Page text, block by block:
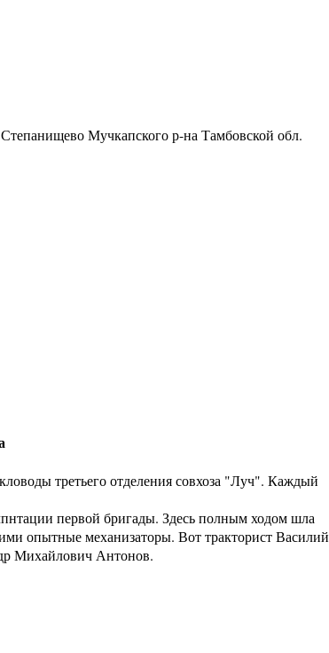
Мучкапского р-на Тамбовской обл.
третьего отделения совхоза "Луч". Каждый
первой бригады. Здесь полным ходом шла
опытные механизаторы. Вот тракторист Василий
Михайлович Антонов.